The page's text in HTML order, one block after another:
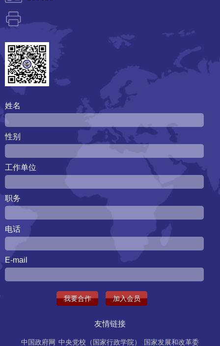
姓名
性别
工作单位
职务
电话
E-mail
我要合作 加入会员
友情链接
中国政府网 中央党校（国家行政学院） 国家发展和改革委